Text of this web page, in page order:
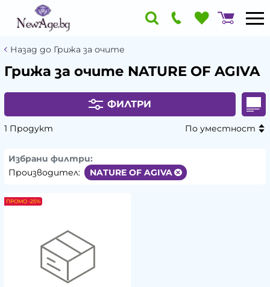
Назад до Грижа за очите
Грижа за очите NATURE OF AGIVA
ФИЛТРИ
1 Продукт По уместност
Избрани филтри:
Производител:
NATURE OF AGIVA
ПРОМО -25%